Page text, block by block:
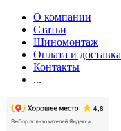
О компании
Статьи
Шиномонтаж
Оплата и доставка
Контакты
...